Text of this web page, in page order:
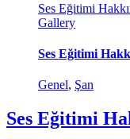
Ses Eğitimi
Gallery
Ses Eğitimi
Genel, Şan
Ses Eğitimi